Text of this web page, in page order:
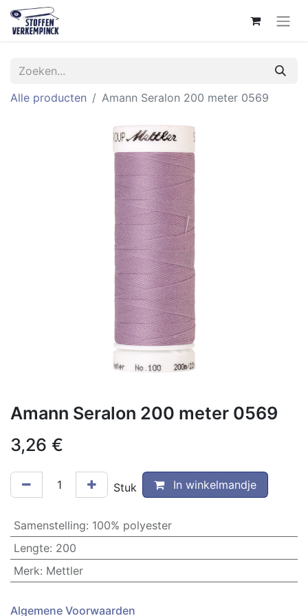
Alle producten Amann Seralon 200 meter 0569
Amann Seralon 200 meter 0569
3,26 €
Stuk In winkelmandje
Samenstelling: 100% polyester
Lengte: 200
Merk: Mettler
Algemene Voorwaarden